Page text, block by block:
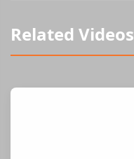
Related Videos